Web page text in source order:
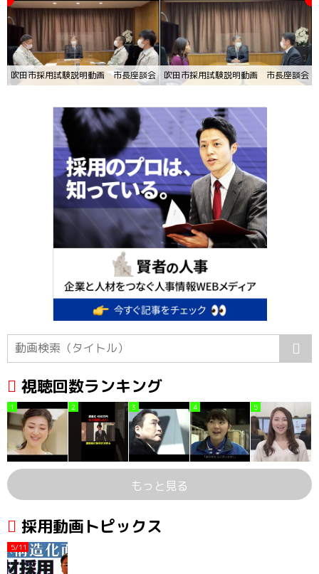
吹田市採用試験説明動画 市長座談会・
吹田市採用試験説明動画 市長座談会・技術職
視聴回数ランキング
1 2 3 4 5
もっと見る
採用動画トピックス
5/11